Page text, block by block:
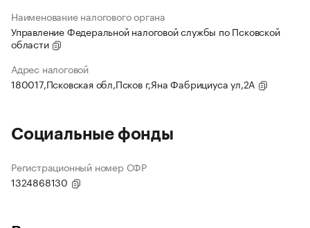
Наименование налогового органа
Управление Федеральной налоговой службы по Псковской
области
Адрес налоговой
180017,Псковская обл,Псков г,Яна Фабрициуса ул,2А
Социальные фонды
Регистрационный номер СФР
1324868130